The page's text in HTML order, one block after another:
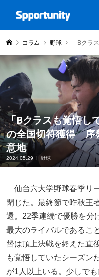
コラム 野球 「Bクラスも覚
「Bクラスも覚悟し
の全国切符獲得 序
意地
2024.05.29 野球
仙台六大学野球春季リ
閉じた。最終節で昨秋王
還。22季連続で優勝を分
最大のライバルであるこ
督は頂上決戦を終えた直
も覚悟していたシーズン
が1人以上いる。少しで